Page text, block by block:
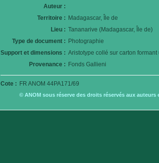
Auteur :
Territoire : Madagascar, Île de
Lieu : Tananarive (Madagascar, Île de)
Type de document : Photographie
Support et dimensions : Aristotype collé sur carton
Provenance : Fonds Gallieni
Cote : FR ANOM 44PA171/69
© ANOM sous réserve des droits réservés aux auteurs